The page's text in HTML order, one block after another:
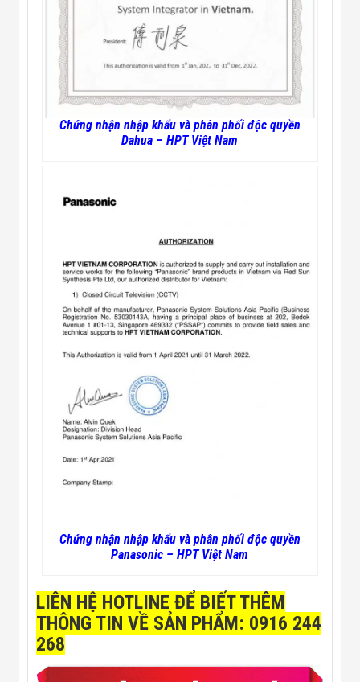
Chứng nhận nhập khẩu và phân phối độc quyền
Dahua – HPT Việt Nam
Chứng nhận nhập khẩu và phân phối độc quyền
Panasonic – HPT Việt Nam
LIÊN HỆ HOTLINE ĐỂ BIẾT THÊM
THÔNG TIN VỀ SẢN PHẨM: 0916 244
268